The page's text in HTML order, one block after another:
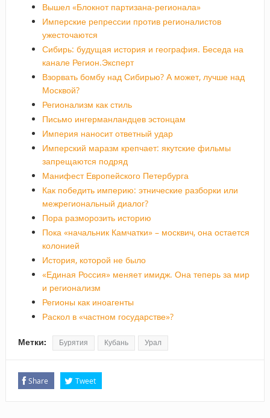
Вышел «Блокнот партизана-регионала»
Имперские репрессии против регионалистов
ужесточаются
Сибирь: будущая история и география. Беседа на
канале Регион.Эксперт
Взорвать бомбу над Сибирью? А может, лучше над
Москвой?
Регионализм как стиль
Письмо ингерманландцев эстонцам
Империя наносит ответный удар
Имперский маразм крепчает: якутские фильмы
запрещаются подряд
Манифест Европейского Петербурга
Как победить империю: этнические разборки или
межрегиональный диалог?
Пора разморозить историю
Пока «начальник Камчатки» – москвич, она остается
колонией
История, которой не было
«Единая Россия» меняет имидж. Она теперь за мир
и регионализм
Регионы как иноагенты
Раскол в «частном государстве»?
Метки: Бурятия Кубань Урал
Share Tweet